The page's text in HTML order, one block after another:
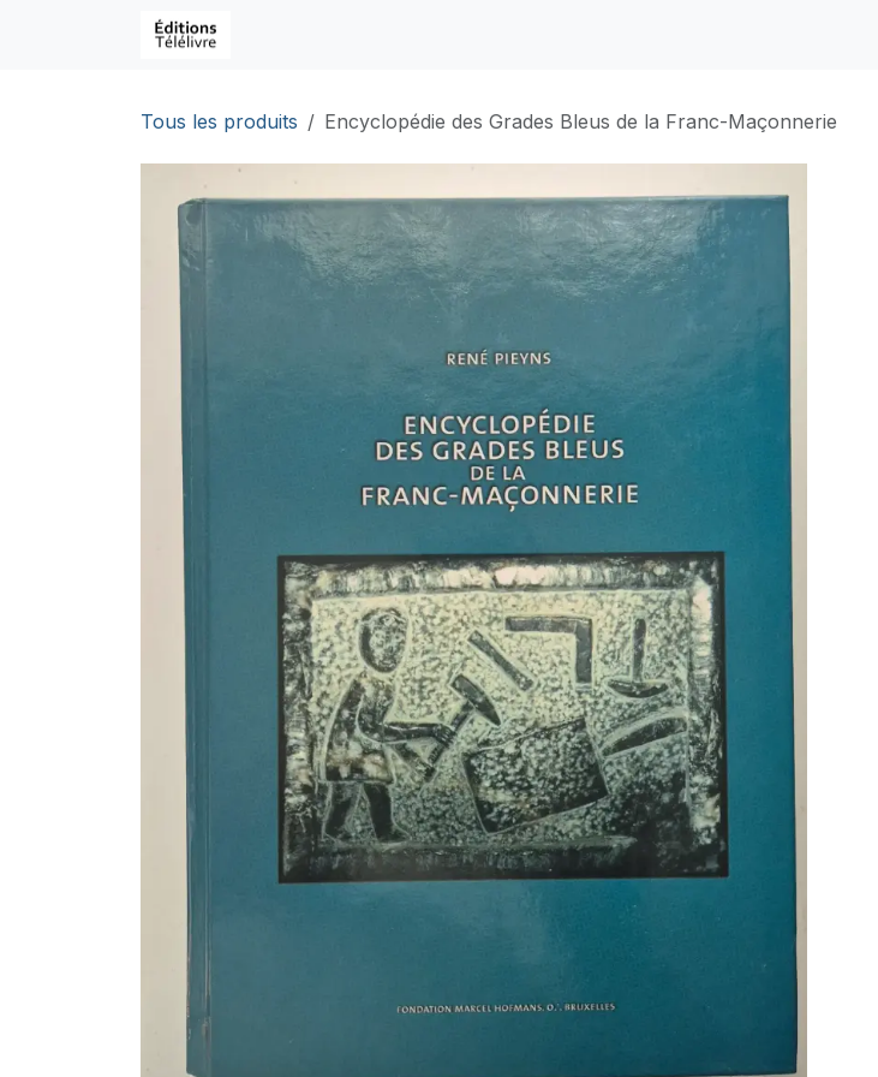
Se rendre au contenu
Tous les produits Encyclopédie des Grades Bleus de la Franc-Maçonnerie